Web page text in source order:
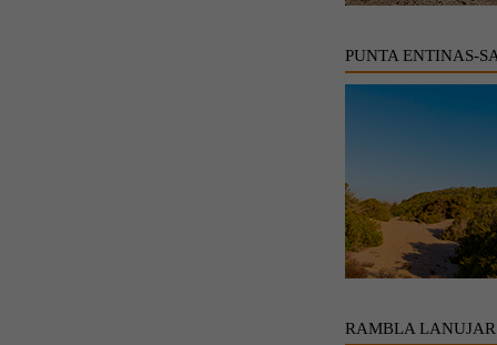
PUNTA ENTINAS-
RAMBLA LANUJAR